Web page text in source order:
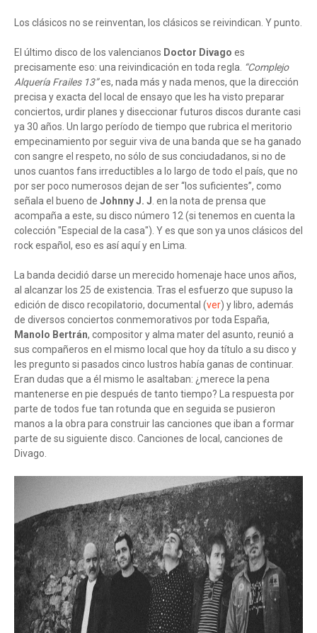
Los clásicos no se reinventan, los clásicos se reivindican. Y punto.
El último disco de los valencianos Doctor Divago es
precisamente eso: una reivindicación en toda regla. “Complejo
Alquería Frailes 13”es, nada más y nada menos, que la dirección
precisa y exacta del local de ensayo que les ha visto preparar
conciertos, urdir planes y diseccionar futuros discos durante casi
ya 30 años. Un largo período de tiempo que rubrica el meritorio
empecinamiento por seguir viva de una banda que se ha ganado
con sangre el respeto, no sólo de sus conciudadanos, si no de
unos cuantos fans irreductibles a lo largo de todo el país, que no
por ser poco numerosos dejan de ser “los suficientes”, como
señala el bueno de Johnny J. J. en la nota de prensa que
acompaña a este, su disco número 12 (si tenemos en cuenta la
colección "Especial de la casa"). Y es que son ya unos clásicos del
rock español, eso es así aquí y en Lima.
La banda decidió darse un merecido homenaje hace unos años,
al alcanzar los 25 de existencia. Tras el esfuerzo que supuso la
edición de disco recopilatorio, documental (ver) y libro, además
de diversos conciertos conmemorativos por toda España,
Manolo Bertrán, compositor y alma mater del asunto, reunió a
sus compañeros en el mismo local que hoy da título a su disco y
les pregunto si pasados cinco lustros había ganas de continuar.
Eran dudas que a él mismo le asaltaban: ¿merece la pena
mantenerse en pie después de tanto tiempo? La respuesta por
parte de todos fue tan rotunda que en seguida se pusieron
manos a la obra para construir las canciones que iban a formar
parte de su siguiente disco. Canciones de local, canciones de
Divago.